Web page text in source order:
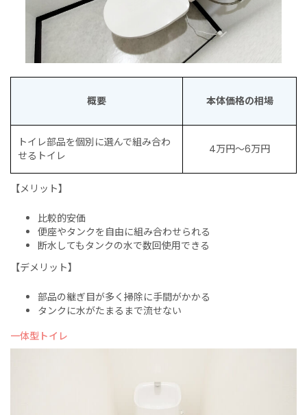
概要 本体価格の相場
トイレ部品を個別に選んで組み合わ
せるトイレ
4万円〜6万円
【メリット】
比較的安価
便座やタンクを自由に組み合わせられる
断水してもタンクの水で数回使用できる
【デメリット】
部品の継ぎ目が多く掃除に手間がかかる
タンクに水がたまるまで流せない
一体型トイレ